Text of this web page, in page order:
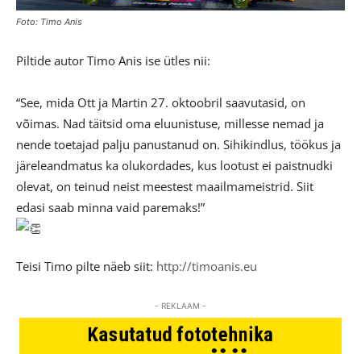
Foto: Timo Anis
Piltide autor Timo Anis ise ütles nii:
“See, mida Ott ja Martin 27. oktoobril saavutasid, on
võimas. Nad täitsid oma eluunistuse, millesse nemad ja
nende toetajad palju panustanud on. Sihikindlus, töökus ja
järeleandmatus ka olukordades, kus lootust ei paistnudki
olevat, on teinud neist meestest maailmameistrid. Siit
edasi saab minna vaid paremaks!”
Teisi Timo pilte näeb siit: http://timoanis.eu
- REKLAAM -